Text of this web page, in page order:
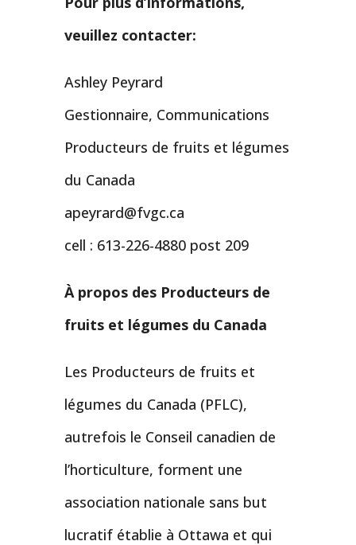
veuillez contacter:
Ashley Peyrard
Gestionnaire, Communications
Producteurs de fruits et légumes
du Canada
apeyrard@fvgc.ca
cell : 613-226-4880 post 209
À propos des Producteurs de
fruits et légumes du Canada
Les Producteurs de fruits et
légumes du Canada (PFLC),
autrefois le Conseil canadien de
l’horticulture, forment une
association nationale sans but
lucratif établie à Ottawa et qui